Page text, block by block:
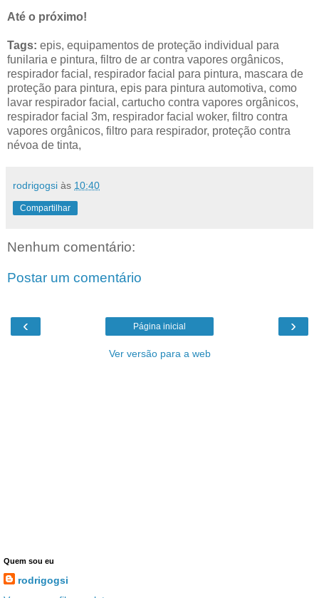
Até o próximo!
Tags: epis, equipamentos de proteção individual para
funilaria e pintura, filtro de ar contra vapores orgânicos,
respirador facial, respirador facial para pintura, mascara de
proteção para pintura, epis para pintura automotiva, como
lavar respirador facial, cartucho contra vapores orgânicos,
respirador facial 3m, respirador facial woker, filtro contra
vapores orgânicos, filtro para respirador, proteção contra
névoa de tinta,
rodrigogsi às 10:40
Compartilhar
Nenhum comentário:
Postar um comentário
‹ ›
Página inicial
Ver versão para a web
Quem sou eu
rodrigogsi